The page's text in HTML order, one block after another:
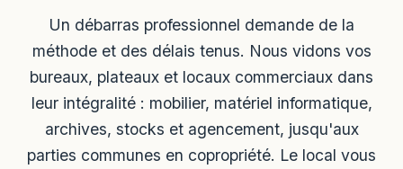
Un débarras professionnel demande de la
méthode et des délais tenus. Nous vidons vos
bureaux, plateaux et locaux commerciaux dans
leur intégralité : mobilier, matériel informatique,
archives, stocks et agencement, jusqu'aux
parties communes en copropriété. Le local vous